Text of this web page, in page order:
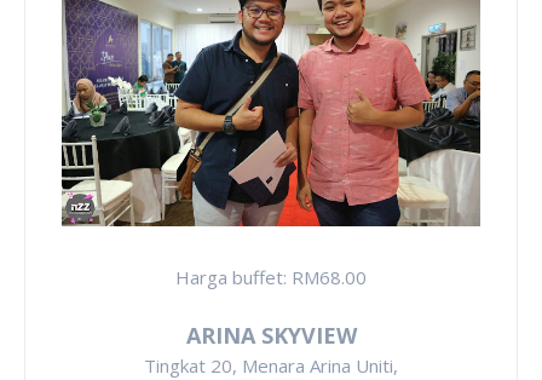
Harga buffet: RM68.00
ARINA SKYVIEW
Tingkat 20, Menara Arina Uniti,